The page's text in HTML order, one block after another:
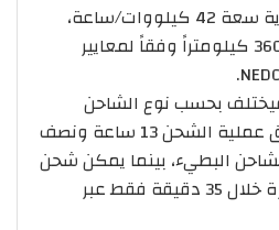
وتتصل المنظومة ببطارية سعة 42 كيلووات/ساعة،
تتيح مدى سير يصل إلى 360 كيلومتراً وفقاً لمعايير
بحسب نوع الشاحن
المستخدم، حيث تستغرق عملية الشحن 13 ساعة ونصف
الشاحن البطيء، بينما يمكن شحن
البطارية حتى نسبة كبيرة خلال 35 دقيقة فقط عبر